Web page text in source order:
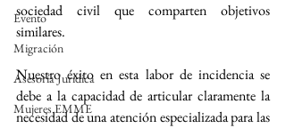
Evento
Migración
Asesoría Jurídica
Mujeres EMME
sociedad civil que comparten objetivos
similares.
Nuestro éxito en esta labor de incidencia se
debe a la capacidad de articular claramente la
necesidad de una atención especializada para las